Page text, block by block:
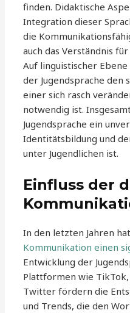
finden. Didaktische
Integration dieser
die
auch das Verständnis
Auf linguistischer
der Jugendsprache den
einer sich rasch
notwendig ist.
Jugendsprache ein
Identitätsbildung und
unter Jugendlichen ist.
Einfluss der
In den letzten Jahren
Kommunikation einen
Entwicklung der
Plattformen wie
Twitter fördern die
und Trends, die den